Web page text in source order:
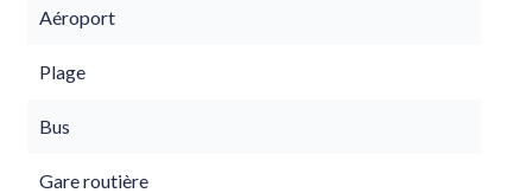
Aéroport
Plage
Bus
Gare routière